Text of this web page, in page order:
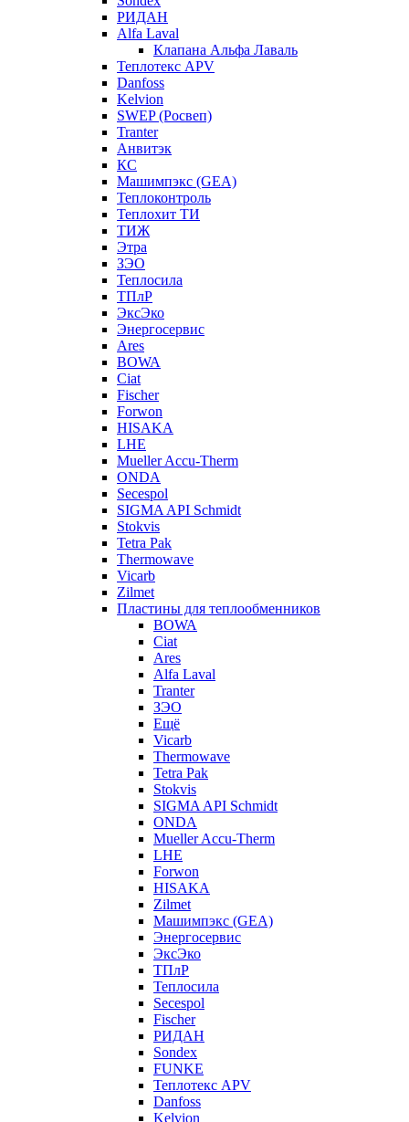
РИДАН
Alfa Laval
Клапана Альфа Лаваль
Теплотекс APV
Danfoss
Kelvion
SWEP (Росвеп)
Tranter
Анвитэк
КС
Машимпэкс (GEA)
Теплоконтроль
Теплохит ТИ
ТИЖ
Этра
ЗЭО
Теплосила
ТПлР
ЭксЭко
Энергосервис
Ares
BOWA
Ciat
Fischer
Forwon
HISAKA
LHE
Mueller Accu-Therm
ONDA
Secespol
SIGMA API Schmidt
Stokvis
Tetra Pak
Thermowave
Vicarb
Zilmet
Пластины для теплообменников
BOWA
Ciat
Ares
Alfa Laval
Tranter
ЗЭО
Ещё
Vicarb
Thermowave
Tetra Pak
Stokvis
SIGMA API Schmidt
ONDA
Mueller Accu-Therm
LHE
Forwon
HISAKA
Zilmet
Машимпэкс (GEA)
Энергосервис
ЭксЭко
ТПлР
Теплосила
Secespol
Fischer
РИДАН
Sondex
FUNKE
Теплотекс APV
Danfoss
Kelvion